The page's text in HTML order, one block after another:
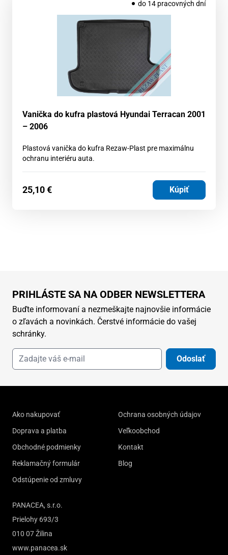
do 14 pracovných dní
Vanička do kufra plastová Hyundai Terracan 2001
– 2006
Plastová vanička do kufra Rezaw-Plast pre maximálnu
ochranu interiéru auta.
25,10€ Kúpiť
PRIHLÁSTE SA NA ODBER NEWSLETTERA
Buďte informovaní a nezmeškajte najnovšie informácie
o zľavách a novinkách. Čerstvé informácie do vašej
schránky.
Odoslať
Ako nakupovať
Doprava a platba
Obchodné podmienky
Reklamačný formulár
Odstúpenie od zmluvy
Ochrana osobných údajov
Veľkoobchod
Kontakt
Blog
PANACEA, s.r.o.
Prielohy 693/3
010 07 Žilina
www.panacea.sk